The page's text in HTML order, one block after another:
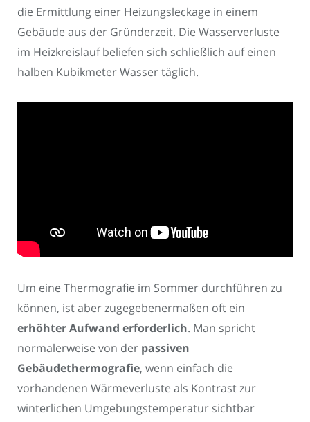
die Ermittlung einer Heizungsleckage in einem
Gebäude aus der Gründerzeit. Die Wasserverluste
im Heizkreislauf beliefen sich schließlich auf einen
halben Kubikmeter Wasser täglich.
Um eine Thermografie im Sommer durchführen zu
können, ist aber zugegebenermaßen oft ein
erhöhter Aufwand erforderlich. Man spricht
normalerweise von der passiven
Gebäudethermografie, wenn einfach die
vorhandenen Wärmeverluste als Kontrast zur
winterlichen Umgebungstemperatur sichtbar